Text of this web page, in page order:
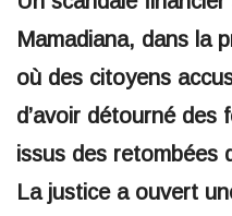
Mamadiana, dans la
où des citoyens
d’avoir détourné des
issus des retombées
La justice a ouvert